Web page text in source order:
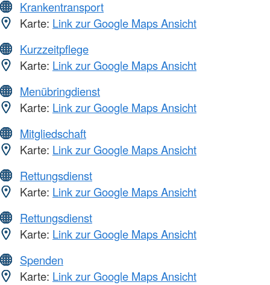
Krankentransport
Karte: Link zur Google Maps Ansicht
Kurzzeitpflege
Karte: Link zur Google Maps Ansicht
Menübringdienst
Karte: Link zur Google Maps Ansicht
Mitgliedschaft
Karte: Link zur Google Maps Ansicht
Rettungsdienst
Karte: Link zur Google Maps Ansicht
Rettungsdienst
Karte: Link zur Google Maps Ansicht
Spenden
Karte: Link zur Google Maps Ansicht